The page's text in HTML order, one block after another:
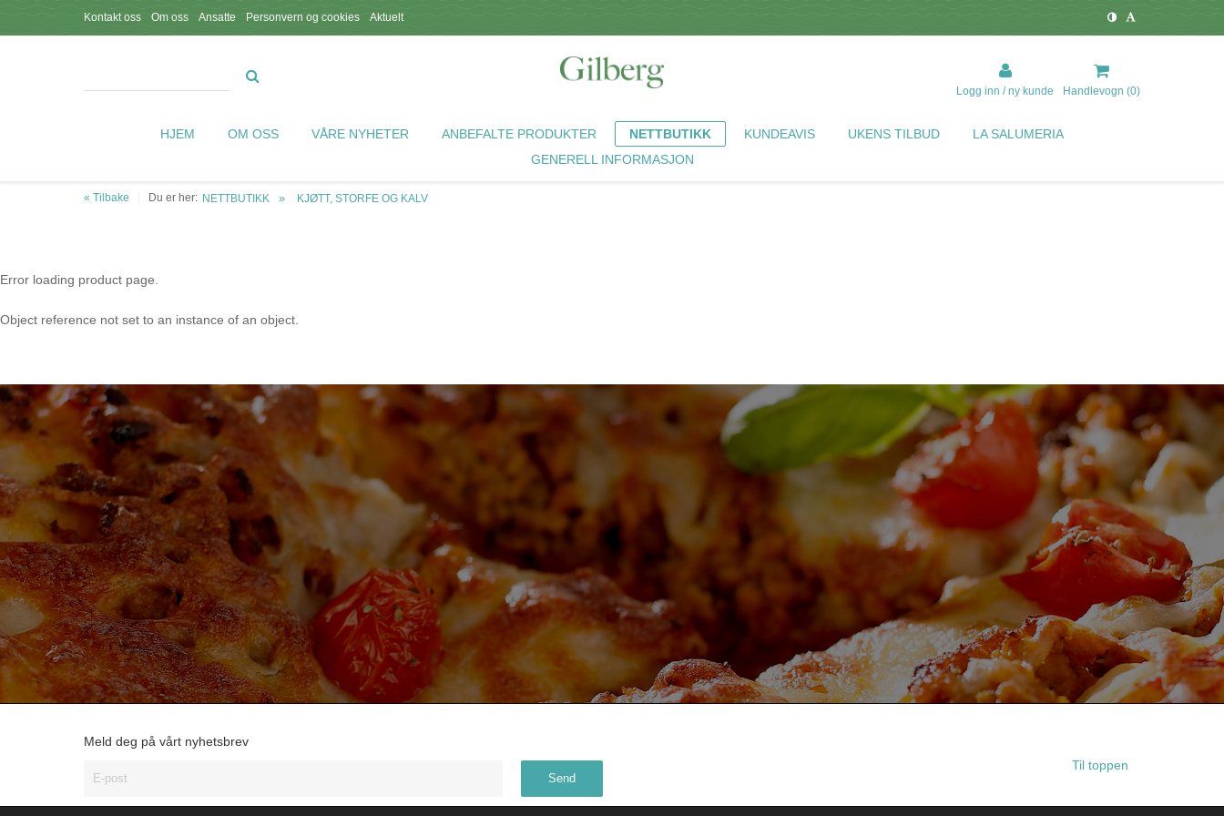
Kontakt oss Om oss Ansatte Personvern og cookies Aktuelt
Logg inn / ny kunde Handlevogn (0)
HJEM OM OSS VÅRE NYHETER ANBEFALTE PRODUKTER NETTBUTIKK KUNDEAVIS UKENS TILBUD
LA SALUMERIA
GENERELL INFORMASJON
« Tilbake Du er her: NETTBUTIKK KJØTT, STORFE OG KALV
Error loading product page.
Object reference not set to an instance of an object.
Meld deg på vårt nyhetsbrev
Til toppen